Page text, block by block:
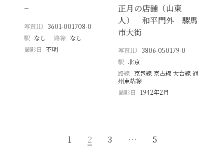
−
写真ID 3601-001708-0
駅 なし 路線 なし
撮影日
不明
正月の店舗（山東
人） 和平門外 騾馬
市大街
写真ID 3806-050179-0
駅 北京
路線 京包線 京古線 大台線 通
州東站線
撮影日
1942年2月
1 2 3 … 5